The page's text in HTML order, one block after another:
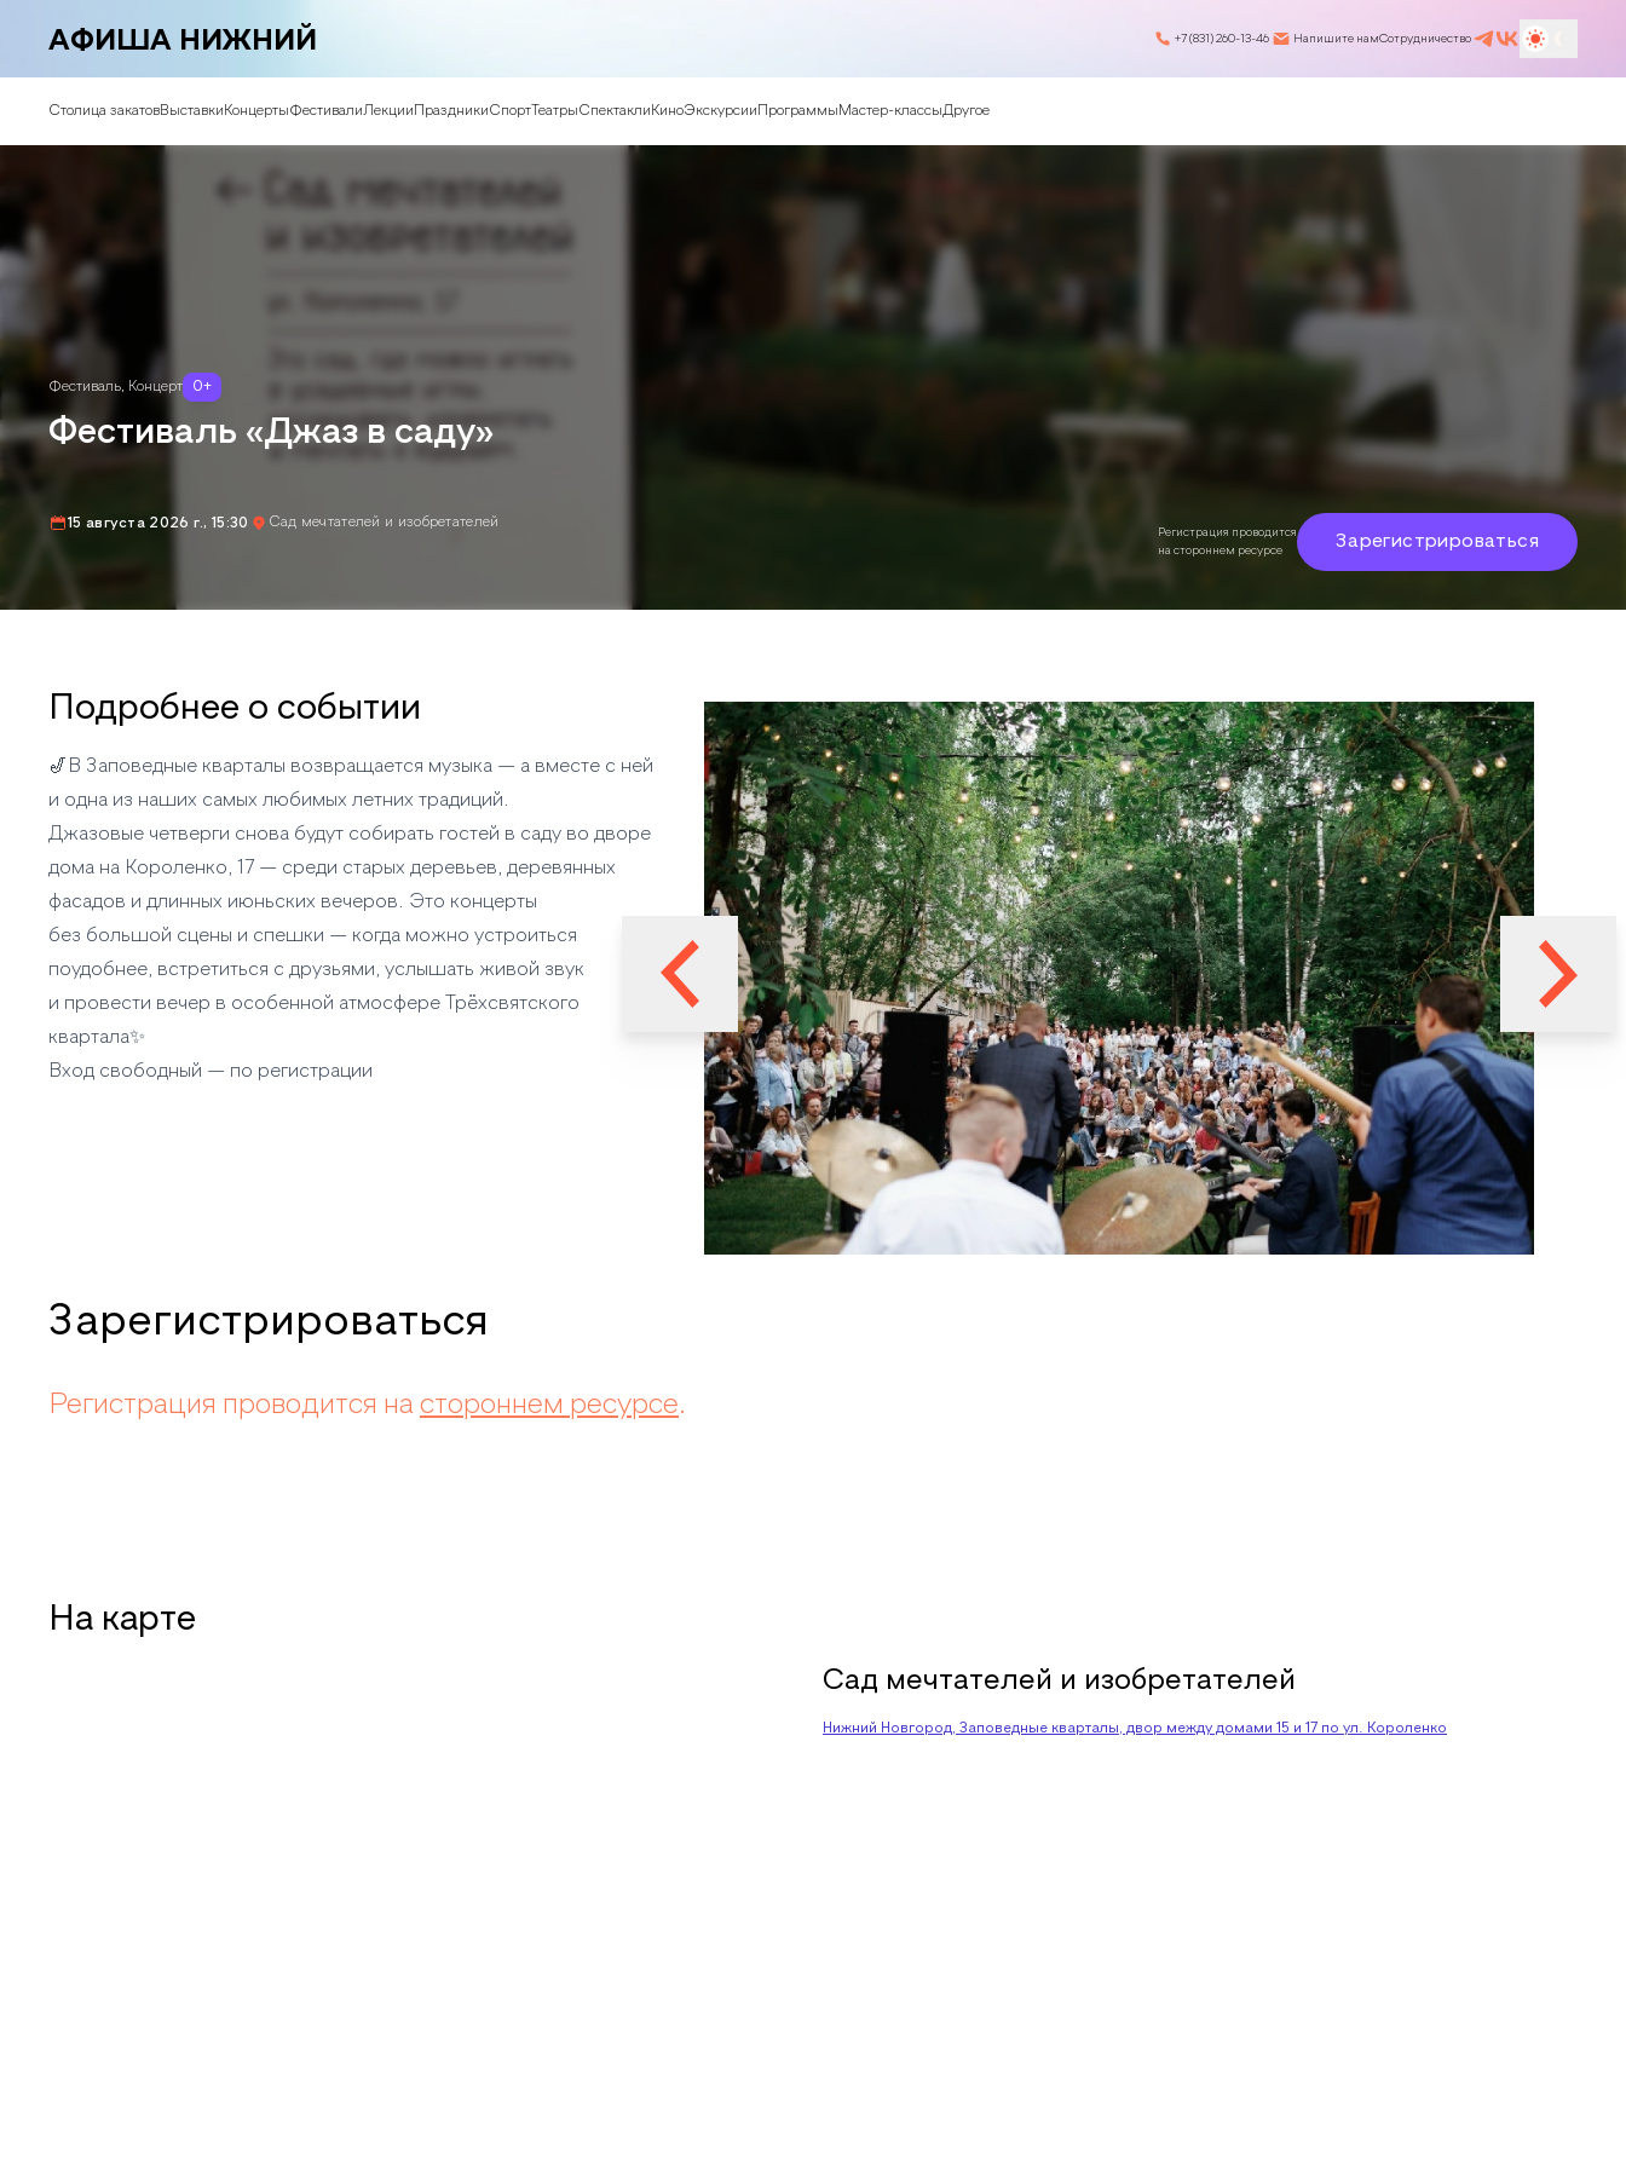
АФИША НИЖНИЙ +7 (831) 260-13-46 Напишите намСотрудничество
Столица закатовВыставкиКонцертыФестивалиЛекции ПраздникиСпорт ТеатрыСпектаклиКиноЭкскурсии Программы Мастер-классыДругое
Фестиваль, Концерт 0+
Фестиваль «Джаз в саду»
15 августа 2026 г., 15:30 Сад мечтателей и изобретателей
Регистрация проводится
на стороннем ресурсе
Зарегистрироваться
Подробнее о событии
🎷В Заповедные кварталы возвращается музыка — а вместе с ней
и одна из наших самых любимых летних традиций.
Джазовые четверги снова будут собирать гостей в саду во дворе
дома на Короленко, 17 — среди старых деревьев, деревянных
фасадов и длинных июньских вечеров. Это концерты
без большой сцены и спешки — когда можно устроиться
поудобнее, встретиться с друзьями, услышать живой звук
и провести вечер в особенной атмосфере Трёхсвятского
квартала✨
Вход свободный — по регистрации
Зарегистрироваться
Регистрация проводится на стороннем ресурсе.
На карте
Сад мечтателей и изобретателей
Нижний Новгород, Заповедные кварталы, двор между домами 15 и 17 по ул. Короленко